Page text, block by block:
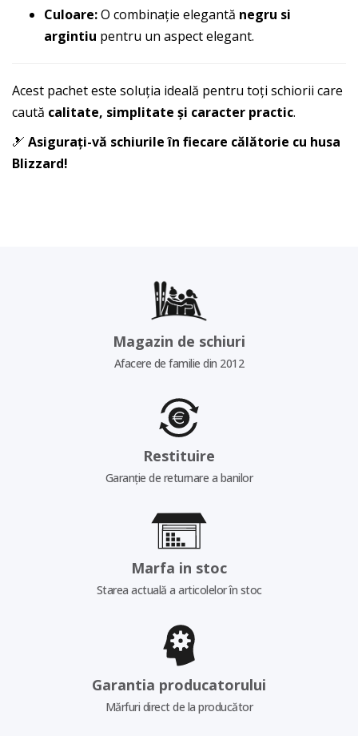
Culoare:O combinație elegantă negru si
argintiu pentru un aspect elegant.
Acest pachet este soluția ideală pentru toți schiorii care
caută calitate, simplitate și caracter practic.
🎿 Asigurați-vă schiurile în fiecare călătorie cu husa
Blizzard!
Magazin de schiuri
Afacere de familie din 2012
Restituire
Garanție de returnare a banilor
Marfa in stoc
Starea actuală a articolelor în stoc
Garantia producatorului
Mărfuri direct de la producător